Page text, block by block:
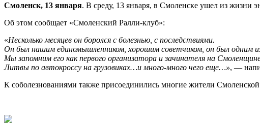
Смоленск, 13 января. В среду, 13 января, в Смоленске ушел из жизни
Об этом сообщает «Смоленский Ралли-клуб»:
«Несколько месяцев он боролся с болезнью, с последствиями.
Он был нашим единомышленником, хорошим советчиком, он был одним
Мы запомним его как первого организатора и зачинателя на
Литвы по автокроссу на грузовиках…и много-много чего еще…», —
К соболезнованиями также присоединились многие жители